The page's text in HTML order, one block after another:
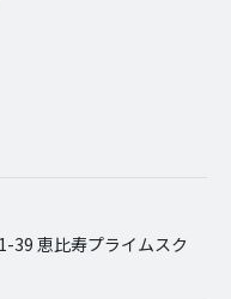
恵比寿プライムスク